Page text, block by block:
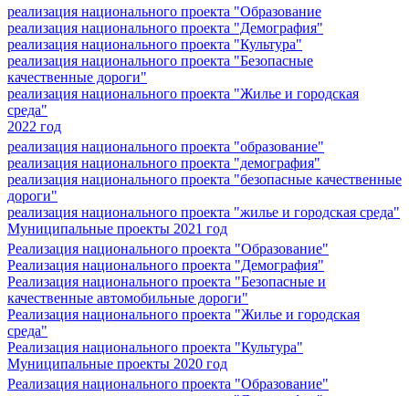
реализация национального проекта "Образование
реализация национального проекта "Демография"
реализация национального проекта "Культура"
реализация национального проекта "Безопасные
качественные дороги"
реализация национального проекта "Жилье и городская
среда"
2022 год
реализация национального проекта "образование"
реализация национального проекта "демография"
реализация национального проекта "безопасные качественные
дороги"
реализация национального проекта "жилье и городская среда"
Муниципальные проекты 2021 год
Реализация национального проекта "Образование"
Реализация национального проекта "Демография"
Реализация национального проекта "Безопасные и
качественные автомобильные дороги"
Реализация национального проекта "Жилье и городская
среда"
Реализация национального проекта "Культура"
Муниципальные проекты 2020 год
Реализация национального проекта "Образование"